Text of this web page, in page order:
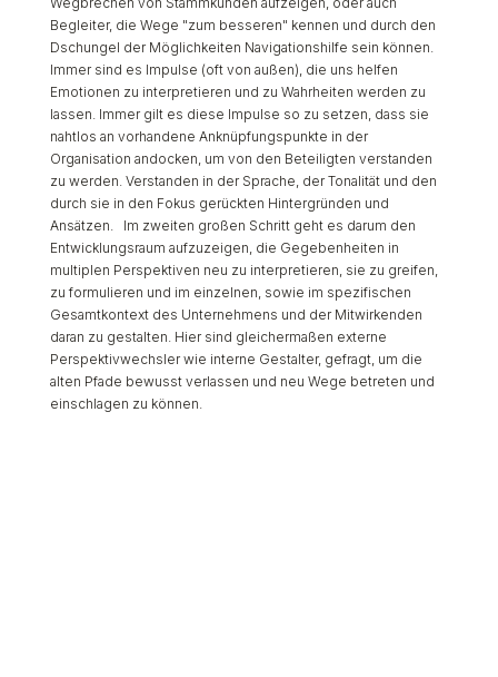
Begleiter, die Wege "zum besseren" kennen und durch den
Dschungel der Möglichkeiten Navigationshilfe sein können.
Immer sind es Impulse (oft von außen), die uns helfen
Emotionen zu interpretieren und zu Wahrheiten werden zu
lassen. Immer gilt es diese Impulse so zu setzen, dass sie
nahtlos an vorhandene Anknüpfungspunkte in der
Organisation andocken, um von den Beteiligten verstanden
zu werden. Verstanden in der Sprache, der Tonalität und den
durch sie in den Fokus gerückten Hintergründen und
Ansätzen. Im zweiten großen Schritt geht es darum den
Entwicklungsraum aufzuzeigen, die Gegebenheiten in
multiplen Perspektiven neu zu interpretieren, sie zu greifen,
zu formulieren und im einzelnen, sowie im spezifischen
Gesamtkontext des Unternehmens und der Mitwirkenden
daran zu gestalten. Hier sind gleichermaßen externe
Perspektivwechsler wie interne Gestalter, gefragt, um die
alten Pfade bewusst verlassen und neu Wege betreten und
einschlagen zu können.